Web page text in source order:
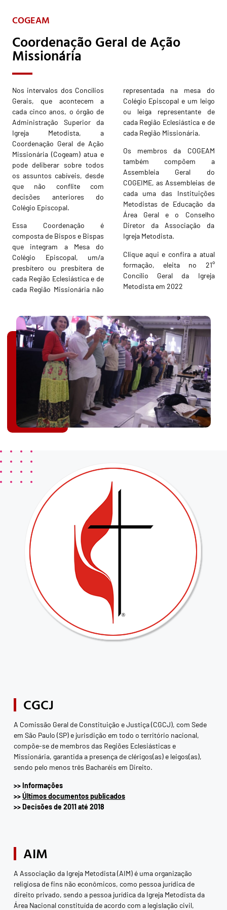
COGEAM
Coordenação Geral de Ação
Missionária
Nos intervalos dos Concílios
Gerais, que acontecem a
cada cinco anos, o órgão de
Administração Superior da
Igreja Metodista, a
Coordenação Geral de Ação
Missionária (Cogeam) atua e
pode deliberar sobre todos
os assuntos cabíveis, desde
que não conflite com
decisões anteriores do
Colégio Episcopal.
Essa Coordenação é
composta de Bispos e Bispas
que integram a Mesa do
Colégio Episcopal, um/a
presbítero ou presbítera de
cada Região Eclesiástica e de
cada Região Missionária não
representada na mesa do
Colégio Episcopal e um leigo
ou leiga representante de
cada Região Eclesiástica e de
cada Região Missionária.
Os membros da COGEAM
também compõem a
Assembleia Geral do
COGEIME, as Assembleias de
cada uma das Instituições
Metodistas de Educação da
Área Geral e o Conselho
Diretor da Associação da
Igreja Metodista.
Clique aqui e confira a atual
formação, eleita no 21°
Concílio Geral da Igreja
Metodista em 2022
CGCJ
A Comissão Geral de Constituição e Justiça (CGCJ), com Sede
em São Paulo (SP) e jurisdição em todo o território nacional,
compõe-se de membros das Regiões Eclesiásticas e
Missionária, garantida a presença de clérigos(as) e leigos(as),
sendo pelo menos três Bacharéis em Direito.
>>Informações
>>Últimos documentos publicados
>>Decisões de 2011 até 2018
AIM
A Associação da Igreja Metodista (AIM) é uma organização
religiosa de fins não econômicos, como pessoa jurídica de
direito privado, sendo a pessoa jurídica da Igreja Metodista da
Área Nacional constituída de acordo com a legislação civil,